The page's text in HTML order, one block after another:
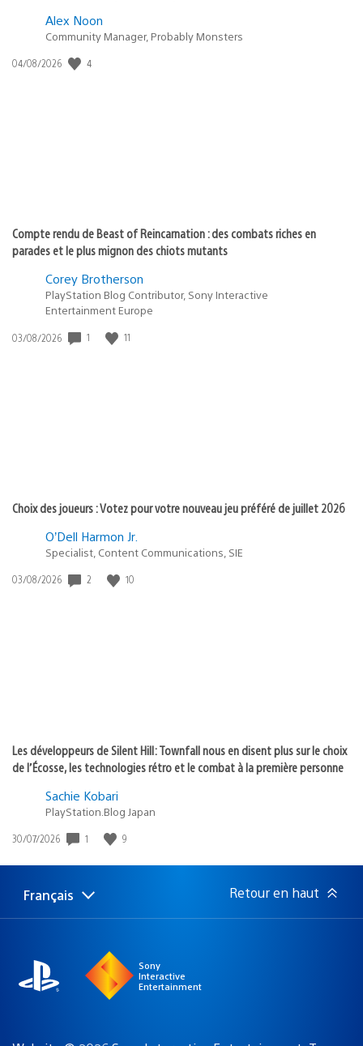
Alex Noon
Community Manager, Probably Monsters
Date
04/08/2026 4
Compte rendu de Beast of Reincarnation : des combats riches en
parades et le plus mignon des chiots mutants
Corey Brotherson
PlayStation Blog Contributor, Sony Interactive
Entertainment Europe
Date
03/08/2026 1 11
Choix des joueurs : Votez pour votre nouveau jeu préféré de juillet 2026
O’Dell Harmon Jr.
Specialist, Content Communications, SIE
Date
03/08/2026 2 10
Les développeurs de Silent Hill: Townfall nous en disent plus sur le choix
de l’Écosse, les technologies rétro et le combat à la première personne
Sachie Kobari
PlayStation.Blog Japan
Date
publication
30/07/2026 1 9
Choisir
une
Région
actuelle
Français Retour en haut
Sony
Interactive
Entertainment